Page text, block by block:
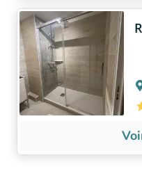
AFD Groupe est
dans la recherche de
depuis 30 ans.
Nos techniciens
dans tout le
4 jours.
Contactez nous pour
À PROPOS DE